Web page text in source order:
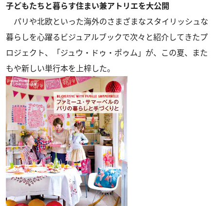
子どもたちと暮らす住まい兼アトリエを大公開
パリや北欧といった海外のさまざまなスタイリッシュな
暮らしを心躍るビジュアルブックで次々と紹介してきたプ
ロジェクト、「ジュウ・ドゥ・ポゥム」が、この夏、また
もや新しい単行本を上梓した。